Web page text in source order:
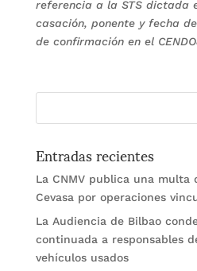
referencia a la STS dictada
casación, ponente y fecha
de confirmación en el
Entradas recientes
La CNMV publica una multa
Cevasa por operaciones
La Audiencia de Bilbao
continuada a responsables
vehículos usados